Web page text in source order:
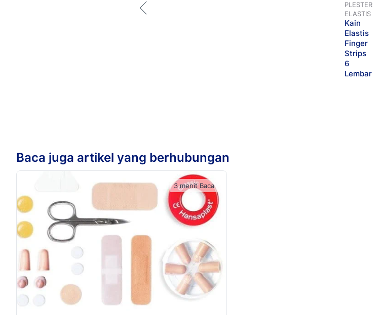
PLESTER
ELASTIS
Kain
Elastis
Finger
Strips
6
Lembar
Baca juga artikel yang berhubungan
3 menit Baca